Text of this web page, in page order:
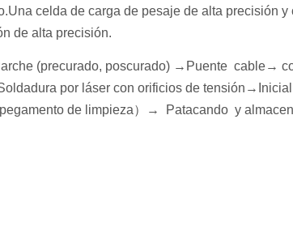
celda de carga de pesaje de alta precisión
de alta precisión.
(precurado, poscurado) → Puente cable→
por láser con orificios de tensión → nicial
pegamento de limpieza） → Patacando y